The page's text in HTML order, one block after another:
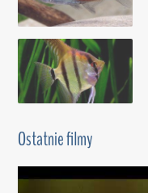
Ostatnie filmy